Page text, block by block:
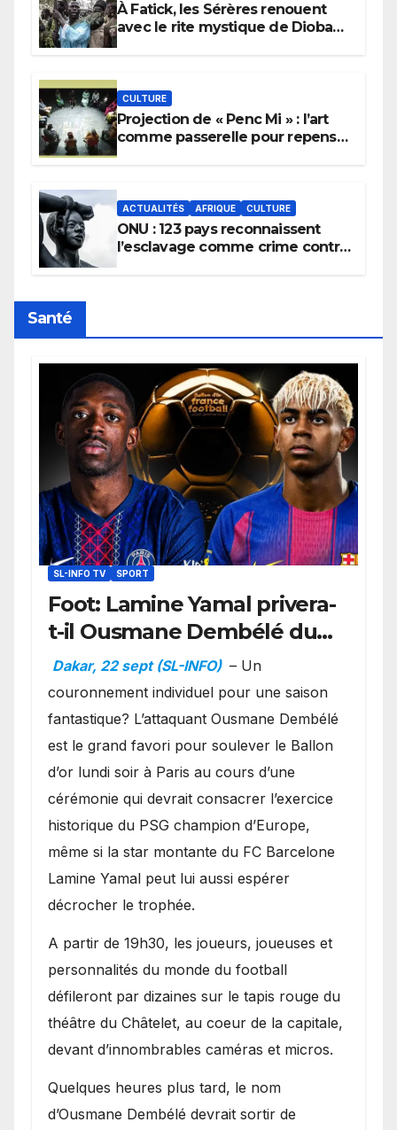
À Fatick, les Sérères renouent
avec le rite mystique de Diobaye
CULTURE
Projection de « Penc Mi » : l’art
comme passerelle pour repenser
ACTUALITÉS AFRIQUE CULTURE
ONU : 123 pays reconnaissent
l’esclavage comme crime contre
Santé
SL-INFO TV SPORT
Foot: Lamine Yamal privera-
t-il Ousmane Dembélé du
Ballon d’or ?
Dakar, 22 sept (SL-INFO) – Un
couronnement individuel pour une saison
fantastique? L’attaquant Ousmane Dembélé
est le grand favori pour soulever le Ballon
d’or lundi soir à Paris au cours d’une
cérémonie qui devrait consacrer l’exercice
historique du PSG champion d’Europe,
même si la star montante du FC Barcelone
Lamine Yamal peut lui aussi espérer
décrocher le trophée.
A partir de 19h30, les joueurs, joueuses et
personnalités du monde du football
défileront par dizaines sur le tapis rouge du
théâtre du Châtelet, au coeur de la capitale,
devant d’innombrables caméras et micros.
Quelques heures plus tard, le nom
d’Ousmane Dembélé devrait sortir de